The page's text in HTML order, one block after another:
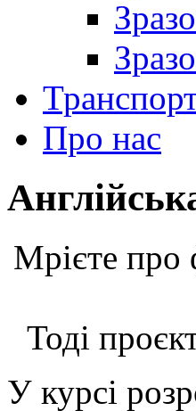
Про нас
Мрієте про
Тоді
У курсі